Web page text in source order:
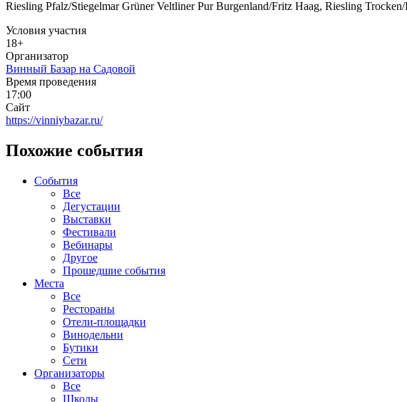
Riesling Pfalz/Stiegelmar Grüner Veltliner Pur Burgenland/Fritz Haag, Riesling
Условия участия
18+
Организатор
Винный Базар на Садовой
Время проведения
17:00
Сайт
https://vinniybazar.ru/
Похожие события
События
Все
Дегустации
Выставки
Фестивали
Вебинары
Другое
Прошедшие события
Места
Все
Рестораны
Отели-площадки
Винодельни
Бутики
Сети
Организаторы
Все
Школы